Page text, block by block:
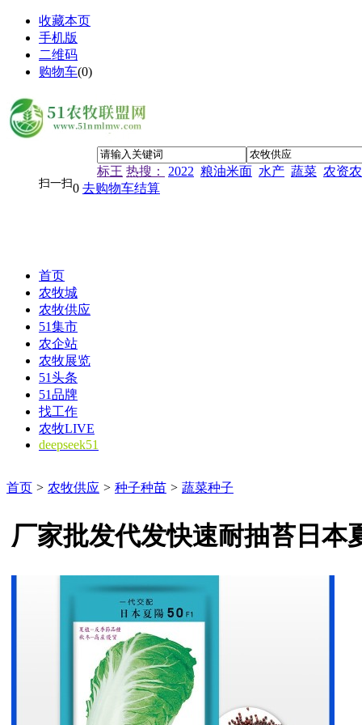
收藏本页
手机版
二维码
购物车(0)
标王 热搜： 2022 粮油米面 水产 蔬菜 农资
扫一扫0 去购物车结算
首页
农牧城
农牧供应
51集市
农企站
农牧展览
51头条
51品牌
找工作
农牧LIVE
deepseek51
首页 > 农牧供应 > 种子种苗 > 蔬菜种子
厂家批发代发快速耐抽苔日本